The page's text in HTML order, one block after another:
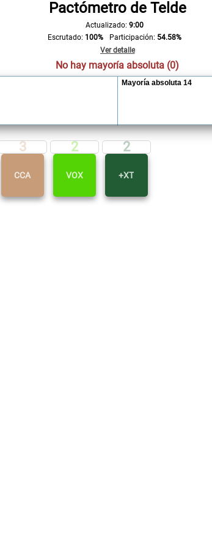
Pactómetro de Telde
Actualizado: 9:00
Escrutado: 100% Participación: 54.58%
Ver detalle
No hay mayoría absoluta (0)
Mayoría absoluta 14
3
CCA
2
VOX
2
+XT